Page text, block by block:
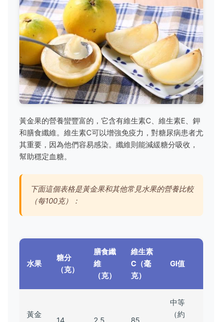
黃金果的營養蠻豐富的，它含有維生素C、維生素E、鉀
和膳食纖維。維生素C可以增強免疫力，對糖尿病患者尤
其重要，因為他們容易感染。纖維則能減緩糖分吸收，
幫助穩定血糖。
下面這個表格是黃金果和其他常見水果的營養比較
（每100克）：
水果
糖分
（克）
膳食纖
維
（克）
維生素
C（毫
克）
GI值
黃金
14 2.5 85
中等
（約